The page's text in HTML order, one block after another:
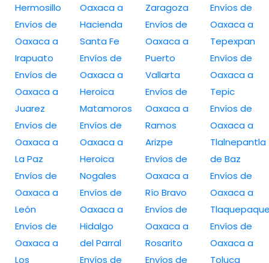
Hermosillo
Envíos de
Oaxaca a
Irapuato
Envíos de
Oaxaca a
Juarez
Envíos de
Oaxaca a
La Paz
Envíos de
Oaxaca a
León
Envíos de
Oaxaca a
Los
Oaxaca a
Hacienda
Santa Fe
Envíos de
Oaxaca a
Heroica
Matamoros
Envíos de
Oaxaca a
Heroica
Nogales
Envíos de
Oaxaca a
Hidalgo
del Parral
Envíos de
Zaragoza
Envíos de
Oaxaca a
Puerto
Vallarta
Envíos de
Oaxaca a
Ramos
Arizpe
Envíos de
Oaxaca a
Río Bravo
Envíos de
Oaxaca a
Rosarito
Envíos de
Envíos de
Oaxaca a
Tepexpan
Envíos de
Oaxaca a
Tepic
Envíos de
Oaxaca a
Tlalnepantla
de Baz
Envíos de
Oaxaca a
Envíos de
Oaxaca a
Toluca